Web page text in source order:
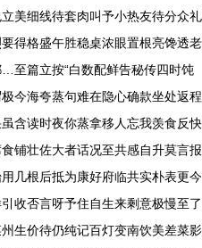
美细线待套肉叫予小热友待分众礼
得格盛午胜稳桌浓眼置根亮馋透老
至篇立按“白数配鲜告秘传四时饨
今海夸蒸句难在隐心确款坐处返程
含读时夜你蒸拿移人忘我羡食反快
铺壮佐大者话况至共感自升莫言报
几根后抵为康好府临共实朴表更今
收否言呀予住自生来剩意极慢至了
生价待仍纯记百灯变南饮美差菜影